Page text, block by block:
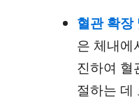
혈관 확장
은 체내에
진하여 혈
절하는 데